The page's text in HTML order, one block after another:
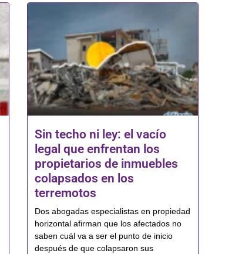
Sin techo ni ley: el vacío
legal que enfrentan los
propietarios de inmuebles
colapsados en los
terremotos
Dos abogadas especialistas en propiedad
horizontal afirman que los afectados no
saben cuál va a ser el punto de inicio
después de que colapsaron sus